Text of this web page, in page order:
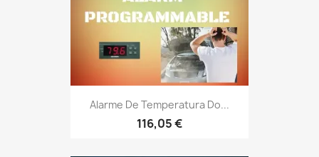
Alarme De Temperatura Do...
116,05 €